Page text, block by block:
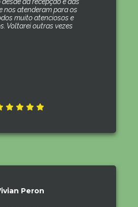
nos atenderam para os
muito atenciosos e
Voltarei outras vezes
Peron